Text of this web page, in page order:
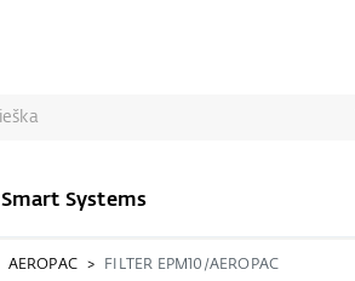
Smart Systems
AEROPAC FILTER EPM10/AEROPAC